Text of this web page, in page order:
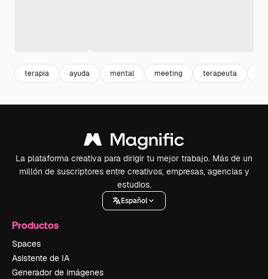
terapia ayuda mental meeting terapeuta
La plataforma creativa para dirigir tu mejor trabajo. Más de un
millón de suscriptores entre creativos, empresas, agencias y
estudios.
Español
Productos
Spaces
Asistente de IA
Generador de imágenes